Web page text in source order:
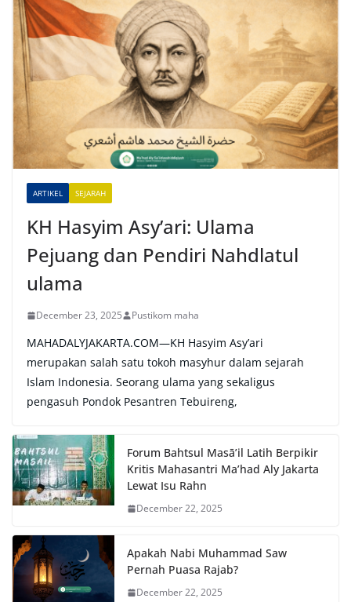
a
t
i
v
ARTIKEL SEJARAH
KH Hasyim Asy’ari: Ulama
Pejuang dan Pendiri Nahdlatul
ulama
December 23, 2025 Pustikom maha
MAHADALYJAKARTA.COM—KH Hasyim Asy’ari
merupakan salah satu tokoh masyhur dalam sejarah
Islam Indonesia. Seorang ulama yang sekaligus
pengasuh Pondok Pesantren Tebuireng,
Forum Bahtsul Masā’il Latih Berpikir
Kritis Mahasantri Ma’had Aly Jakarta
Lewat Isu Rahn
December 22, 2025
Apakah Nabi Muhammad Saw
Pernah Puasa Rajab?
December 22, 2025